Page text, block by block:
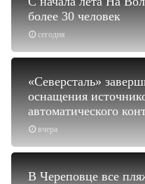
сегодня
более 30 человек
вчера
«Северсталь»
оснащения
автоматического
В Череповце все